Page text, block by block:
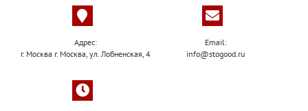
Адрес:
г. Москва г. Москва, ул. Лобненская, 4
Email:
info@stogood.ru